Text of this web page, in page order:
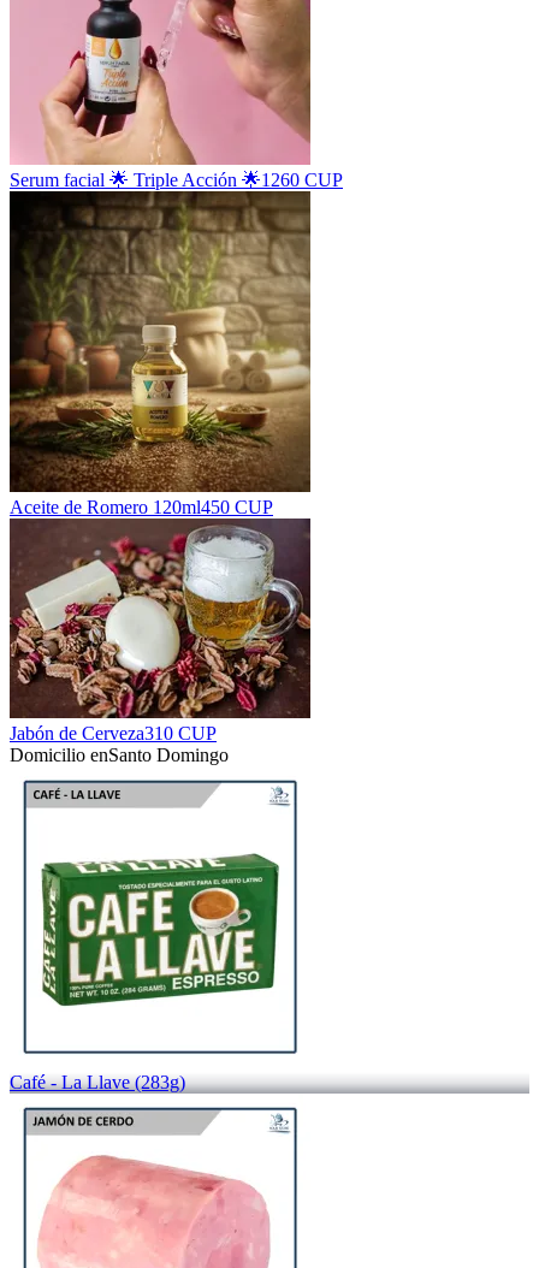
Serum facial 🌟 Triple Acción 🌟1260 CUP
Aceite de Romero 120ml450 CUP
Jabón de Cerveza310 CUP
Domicilio enSanto Domingo
Café - La Llave (283g)